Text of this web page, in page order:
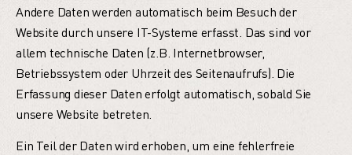
Andere Daten werden automatisch beim Besuch der
Website durch unsere IT-Systeme erfasst. Das sind vor
allem technische Daten (z.B. Internetbrowser,
Betriebssystem oder Uhrzeit des Seitenaufrufs). Die
Erfassung dieser Daten erfolgt automatisch, sobald Sie
unsere Website betreten.
Ein Teil der Daten wird erhoben, um eine fehlerfreie